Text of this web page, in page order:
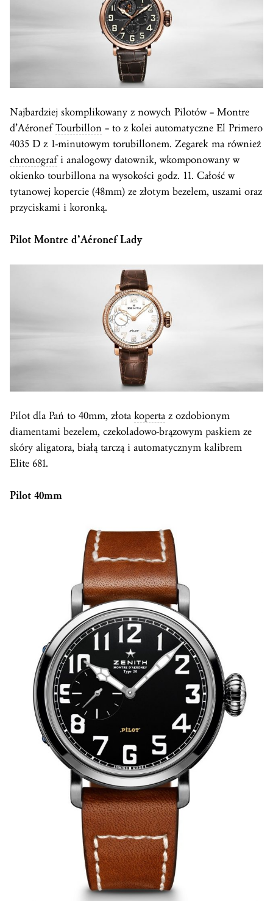
Najbardziej skomplikowany z nowych Pilotów – Montre
d’AéronefTourbillon – to z kolei automatyczne El Primero
4035 D z 1-minutowym torubillonem. Zegarek ma również
chronografi analogowy datownik, wkomponowany w
okienko tourbillona na wysokości godz. 11. Całość w
tytanowej kopercie (48mm) ze złotym bezelem, uszami oraz
przyciskami i koronką.
Pilot Montre d’Aéronef Lady
Pilot dla Pań to 40mm, złota koperta z ozdobionym
diamentami bezelem, czekoladowo-brązowym paskiem ze
skóry aligatora, białą tarczą i automatycznym kalibrem
Elite 681.
Pilot 40mm